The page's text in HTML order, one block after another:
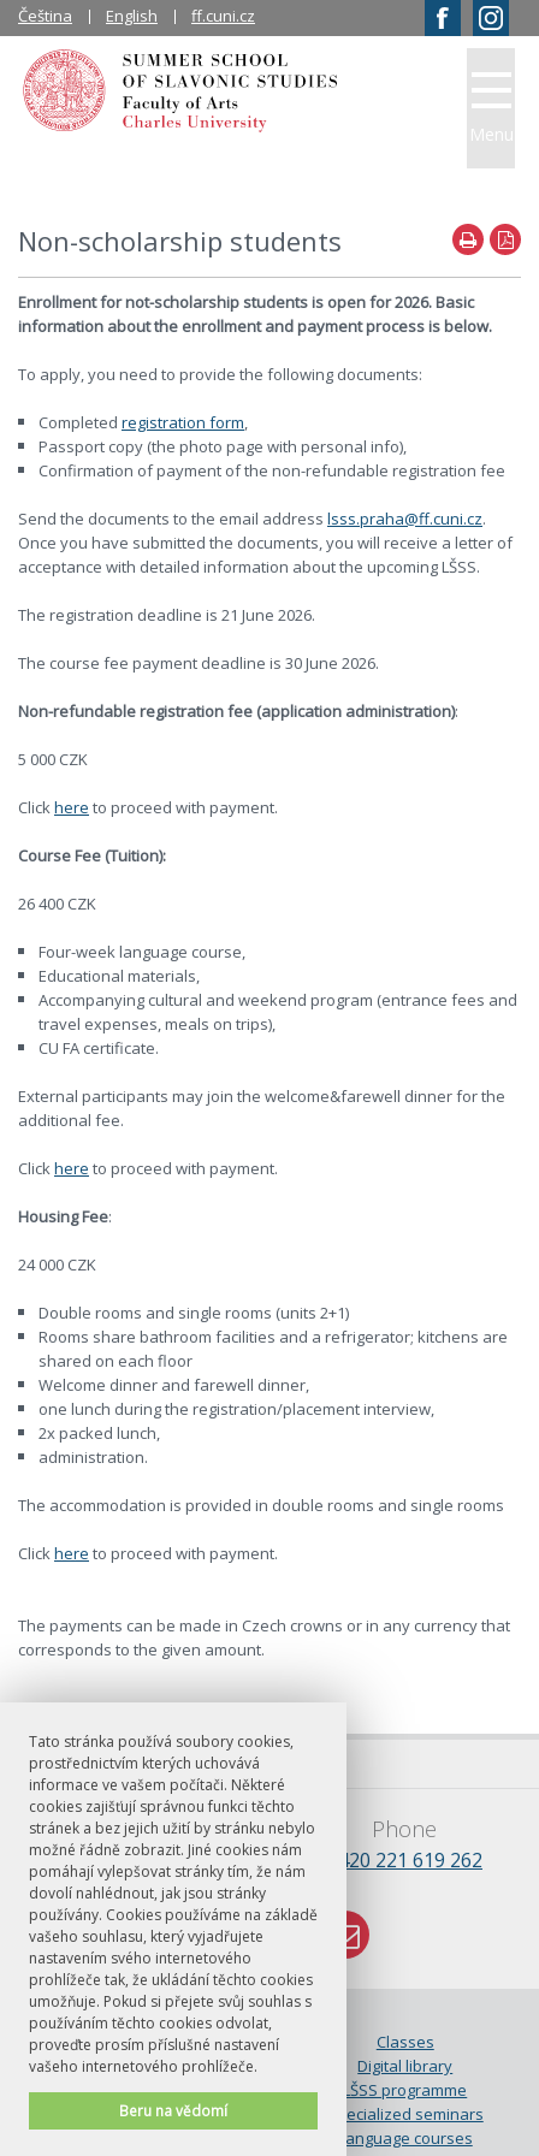
Tato stránka používá soubory cookies,
prostřednictvím kterých uchovává
informace ve vašem počítači. Některé
cookies zajišťují správnou funkci těchto
stránek a bez jejich užití by stránku nebylo
možné řádně zobrazit. Jiné cookies nám
pomáhají vylepšovat stránky tím, že nám
dovolí nahlédnout, jak jsou stránky
používány. Cookies používáme na základě
vašeho souhlasu, který vyjadřujete
nastavením svého internetového
prohlížeče tak, že ukládání těchto cookies
umožňuje. Pokud si přejete svůj souhlas s
používáním těchto cookies odvolat,
proveďte prosím příslušné nastavení
vašeho internetového prohlížeče.
Beru na vědomí
Non-scholarship students
Enrollment for not-scholarship students is open for 2026. Basic
information about the enrollment and payment process is below.
To apply, you need to provide the following documents:
Completed registration form,
Passport copy (the photo page with personal info),
Confirmation of payment of the non-refundable registration fee
Send the documents to the email address lsss.praha@ff.cuni.cz.
Once you have submitted the documents, you will receive a letter of
acceptance with detailed information about the upcoming LŠSS.
The registration deadline is 21 June 2026.
The course fee payment deadline is 30 June 2026.
Non-refundable registration fee (application administration):
5 000 CZK
Clickhere to proceed with payment.
Course Fee (Tuition):
26 400 CZK
Four-week language course,
Educational materials,
Accompanying cultural and weekend program (entrance fees and
travel expenses, meals on trips),
CU FA certificate.
External participants may join the welcome&farewell dinner for the
additional fee.
Clickhere to proceed with payment.
Housing Fee:
24 000 CZK
Double rooms and single rooms (units 2+1)
Rooms share bathroom facilities and a refrigerator; kitchens are
shared on each floor
Welcome dinner and farewell dinner,
one lunch during the registration/placement interview,
2x packed lunch,
administration.
The accommodation is provided in double rooms and single rooms
Clickhere to proceed with payment.
The payments can be made in Czech crowns or in any currency that
corresponds to the given amount.
Menu
Čeština English ff.cuni.cz
E-mail
lsss.praha@ff.cuni.cz
Phone
+420 221 619 262
© FF UK 2026
About LŠSS
Classes
Czech for foreigners at FF UK
Digital library
How to apply
LŠSS programme
Placement test
Specialized seminars
Language courses